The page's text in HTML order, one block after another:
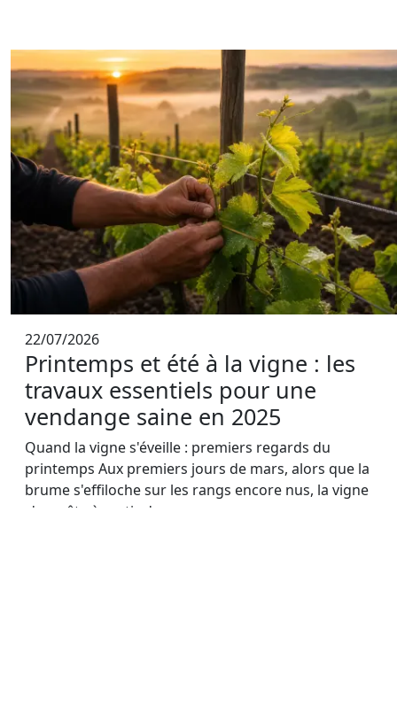
22/07/2026
Printemps et été à la vigne : les
travaux essentiels pour une
vendange saine en 2025
Quand la vigne s'éveille : premiers regards du
printemps Aux premiers jours de mars, alors que la
brume s'effiloche sur les rangs encore nus, la vigne
s'apprête à sortir de...